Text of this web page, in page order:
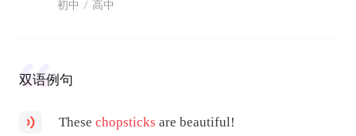
初中 / 高中
双语例句
Thesechopsticks are beautiful!